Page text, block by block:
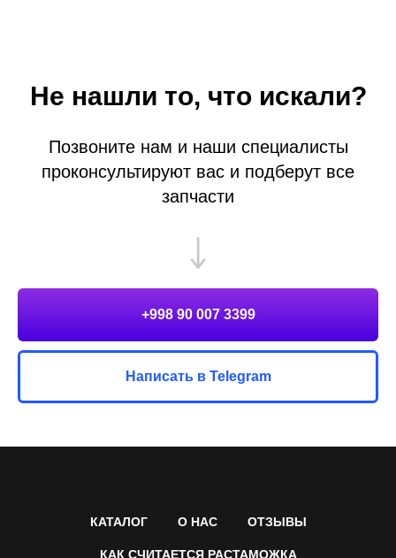
Не нашли то, что искали?
Позвоните нам и наши специалисты
проконсультируют вас и подберут все
запчасти
+998 90 007 3399
Написать в Telegram
КАТАЛОГ О НАС ОТЗЫВЫ
КАК СЧИТАЕТСЯ РАСТАМОЖКА